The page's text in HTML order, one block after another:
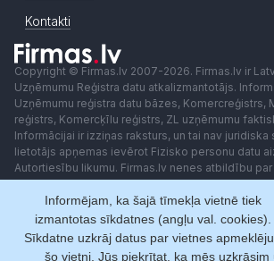
Kontakti
Copyright © Firmas.lv 2007-2026. Firmas.lv ir
Uzņēmumu Reģistra datu atkalizmantotājs.
Uzņēmumu reģistra datu bāzes, Komercreģistrs,
reģistrs, Komercķīlu reģistrs, ZL uzņēmumu
Informācijai ir izziņas raksturs, un tai nav juridiska
lietotājs apņemas ievērot Fizisko personu datu
Autortiesību likumu. Firmas.lv nenes atbildību
lēmumiem, kas balstīti uz saņemto
izmantot jebkādas automatizētas sistēmas vai
piekļuvei sistēmai bez rakstiskas saskaņošanas
redaktore: Ingūna Pempere.
Lietošanas noteikumi
Privātuma politika Norēķini ar
Informējam, ka šajā tīmekļa vietnē tiek
izmantotas sīkdatnes (angļu val. cookies).
Sīkdatne uzkrāj datus par vietnes
šo vietni, Jūs piekrītat, ka mēs uzkrāsim